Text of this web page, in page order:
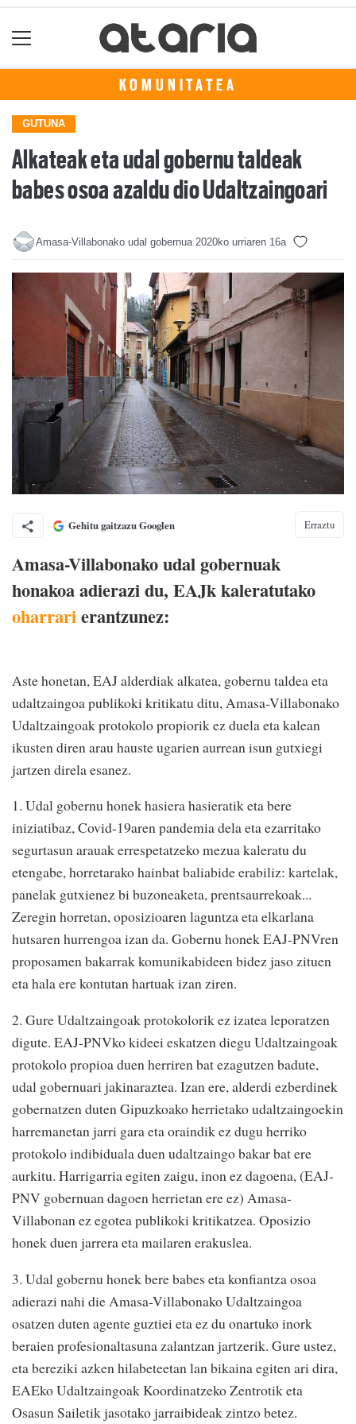
KOMUNITATEA
GUTUNA
Alkateak eta udal gobernu taldeak
babes osoa azaldu dio Udaltzaingoari
Amasa-Villabonako udal gobernua 2020ko urriaren 16a
Gehitu gaitzazu Googlen Erraztu
Amasa-Villabonako udal gobernuak
honakoa adierazi du, EAJk kaleratutako
oharrarierantzunez:
Aste honetan, EAJ alderdiak alkatea, gobernu taldea eta
udaltzaingoa publikoki kritikatu ditu, Amasa-Villabonako
Udaltzaingoak protokolo propiorik ez duela eta kalean
ikusten diren arau hauste ugarien aurrean isun gutxiegi
jartzen direla esanez.
1. Udal gobernu honek hasiera hasieratik eta bere
iniziatibaz, Covid-19aren pandemia dela eta ezarritako
segurtasun arauak errespetatzeko mezua kaleratu du
etengabe, horretarako hainbat baliabide erabiliz: kartelak,
panelak gutxienez bi buzoneaketa, prentsaurrekoak...
Zeregin horretan, oposizioaren laguntza eta elkarlana
hutsaren hurrengoa izan da. Gobernu honek EAJ-PNVren
proposamen bakarrak komunikabideen bidez jaso zituen
eta hala ere kontutan hartuak izan ziren.
2. Gure Udaltzaingoak protokolorik ez izatea leporatzen
digute. EAJ-PNVko kideei eskatzen diegu Udaltzaingoak
protokolo propioa duen herriren bat ezagutzen badute,
udal gobernuari jakinaraztea. Izan ere, alderdi ezberdinek
gobernatzen duten Gipuzkoako herrietako udaltzaingoekin
harremanetan jarri gara eta oraindik ez dugu herriko
protokolo indibiduala duen udaltzaingo bakar bat ere
aurkitu. Harrigarria egiten zaigu, inon ez dagoena, (EAJ-
PNV gobernuan dagoen herrietan ere ez) Amasa-
Villabonan ez egotea publikoki kritikatzea. Oposizio
honek duen jarrera eta mailaren erakuslea.
3. Udal gobernu honek bere babes eta konfiantza osoa
adierazi nahi die Amasa-Villabonako Udaltzaingoa
osatzen duten agente guztiei eta ez du onartuko inork
beraien profesionaltasuna zalantzan jartzerik. Gure ustez,
eta bereziki azken hilabeteetan lan bikaina egiten ari dira,
EAEko Udaltzaingoak Koordinatzeko Zentrotik eta
Osasun Sailetik jasotako jarraibideak zintzo betez.